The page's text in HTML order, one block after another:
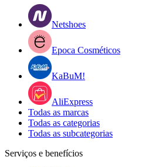
Netshoes
Epoca Cosméticos
KaBuM!
AliExpress
Todas as marcas
Todas as categorias
Todas as subcategorias
Serviços e benefícios